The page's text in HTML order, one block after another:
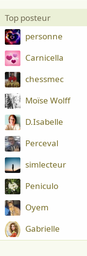
Top posteur
personne
Carnicella
chessmec
Moïse Wolff
D.Isabelle
Perceval
simlecteur
Peniculo
Oyem
Gabrielle